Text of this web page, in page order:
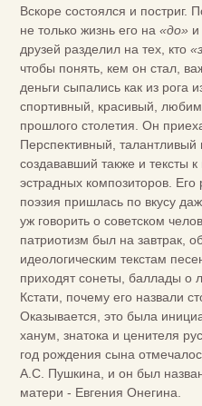
Вскоре состоялся и постриг.
не только жизнь его на «до» и
друзей разделил на тех, кто
чтобы понять, кем он стал,
деньги сыпались как из рога
спортивный, красивый,
прошлого столетия. Он
Перспективный, талантливый
создававший также и тексты
эстрадных композиторов.
поэзия пришлась по вкусу
уж говорить о советском
патриотизм был на завтрак,
идеологическим текстам
приходят сонеты, баллады о
Кстати, почему его назвали
Оказывается, это была
ханум, знатока и ценителя
год рождения сына
А.С. Пушкина, и он был
матери - Евгения Онегина.